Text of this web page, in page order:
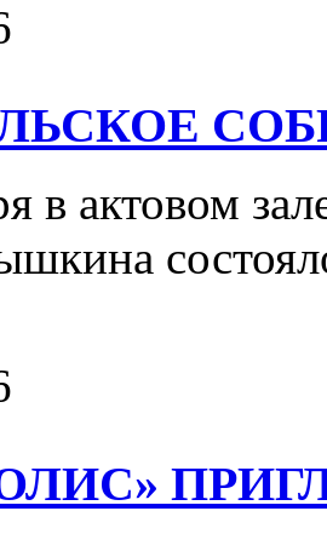
в актовом